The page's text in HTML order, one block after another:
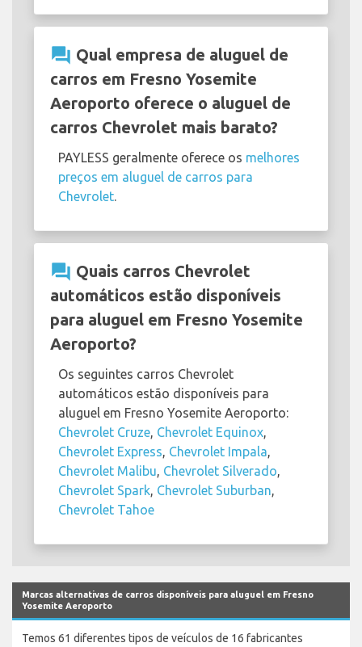
question_answer Qual empresa de aluguel de
carros em Fresno Yosemite
Aeroporto oferece o aluguel de
carros Chevrolet mais barato?
PAYLESS geralmente oferece os melhores
preços em aluguel de carros para
Chevrolet
question_answer Quais carros Chevrolet
automáticos estão disponíveis
para aluguel em Fresno Yosemite
Aeroporto?
Os seguintes carros Chevrolet
automáticos estão disponíveis para
aluguel em Fresno Yosemite Aeroporto:
Chevrolet Cruze Chevrolet Equinox
Chevrolet Express Chevrolet Impala
Chevrolet Malibu Chevrolet Silverado
Chevrolet Spark Chevrolet Suburban
Chevrolet Tahoe
Marcas alternativas de carros disponíveis para aluguel em Fresno
Yosemite Aeroporto
Temos 61 diferentes tipos de veículos de 16 fabricantes